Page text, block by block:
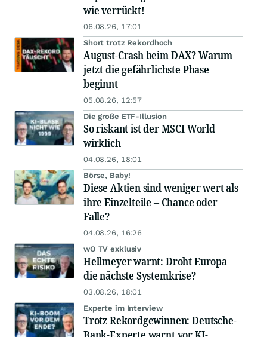
wie verrückt!
06.08.26, 17:01
Short trotz Rekordhoch
August-Crash beim DAX? Warum
jetzt die gefährlichste Phase
beginnt
05.08.26, 12:57
Die große ETF-Illusion
So riskant ist der MSCI World
wirklich
04.08.26, 18:01
Börse, Baby!
Diese Aktien sind weniger wert als
ihre Einzelteile – Chance oder
Falle?
04.08.26, 16:26
wO TV exklusiv
Hellmeyer warnt: Droht Europa
die nächste Systemkrise?
03.08.26, 18:01
Experte im Interview
Trotz Rekordgewinnen: Deutsche-